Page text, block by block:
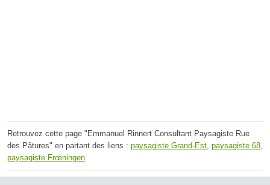
Retrouvez cette page "Emmanuel Rinnert Consultant Paysagiste Rue
des Pâtures" en partant des liens : paysagiste Grand-Est paysagiste 68
paysagiste Frœningen